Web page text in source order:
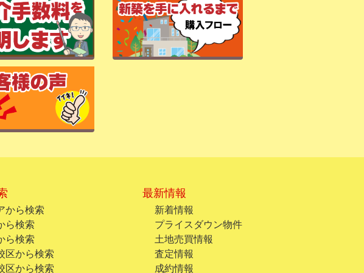
から検索
ら検索
ら検索
区から検索
区から検索
最新情報
新着情報
プライスダウン物件
土地売買情報
査定情報
成約情報